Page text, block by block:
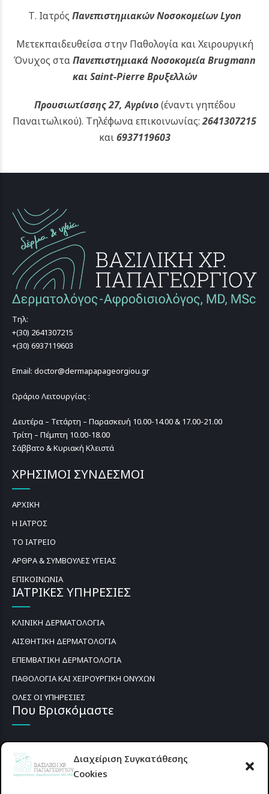
Διαχείριση Συγκατάθεσης
Cookies
Τ. Ιατρός Πανεπιστημιακών Νοσοκομείων Lyon
Μετεκπαιδευθείσα στην Παθολογία και Χειρουργική
Όνυχος σταΠανεπιστημιακά Νοσοκομεία Brugmann
και Saint-Pierre Βρυξελλών
Προυσιωτίσσης 27, Αγρίνιο(έναντι γηπέδου
Παναιτωλικού). Τηλέφωνα επικοινωνίας:2641307215
και6937119603
Τηλ:
+(30) 2641307215
+(30) 6937119603
Email: doctor@dermapapageorgiou.gr
Ωράριο Λειτουργίας :
Δευτέρα – Τετάρτη – Παρασκευή 10.00-14.00 & 17.00-21.00
Τρίτη – Πέμπτη 10.00-18.00
Σάββατο & Κυριακή Κλειστά
ΧΡΗΣΙΜΟΙ ΣΥΝΔΕΣΜΟΙ
ΑΡΧΙΚΗ
Η ΙΑΤΡΟΣ
ΤΟ ΙΑΤΡΕΙΟ
ΑΡΘΡΑ & ΣΥΜΒΟΥΛΕΣ ΥΓΕΙΑΣ
ΕΠΙΚΟΙΝΩΝΙΑ
ΙΑΤΡΙΚΕΣ ΥΠΗΡΕΣΙΕΣ
ΚΛΙΝΙΚΗ ΔΕΡΜΑΤΟΛΟΓΙΑ
ΑΙΣΘΗΤΙΚΗ ΔΕΡΜΑΤΟΛΟΓΙΑ
ΕΠΕΜΒΑΤΙΚΗ ΔΕΡΜΑΤΟΛΟΓΙΑ
ΠΑΘΟΛΟΓΙΑ ΚΑΙ ΧΕΙΡΟΥΡΓΙΚΗ ΟΝΥΧΩΝ
ΟΛΕΣ ΟΙ ΥΠΗΡΕΣΙΕΣ
Που Βρισκόμαστε